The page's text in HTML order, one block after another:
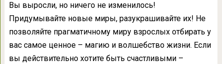
Вы выросли, но ничего не изменилось!
Придумывайте новые миры, разукрашивайте их! Не
позволяйте прагматичному миру взрослых отбирать у
вас самое ценное – магию и волшебство жизни. Если
вы действительно хотите быть счастливыми –